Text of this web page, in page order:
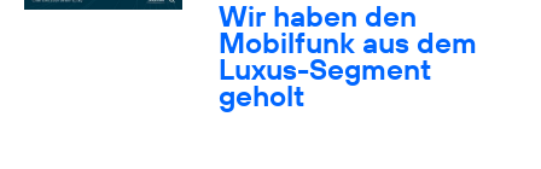
Wir haben den
Mobilfunk aus dem
Luxus-Segment
geholt